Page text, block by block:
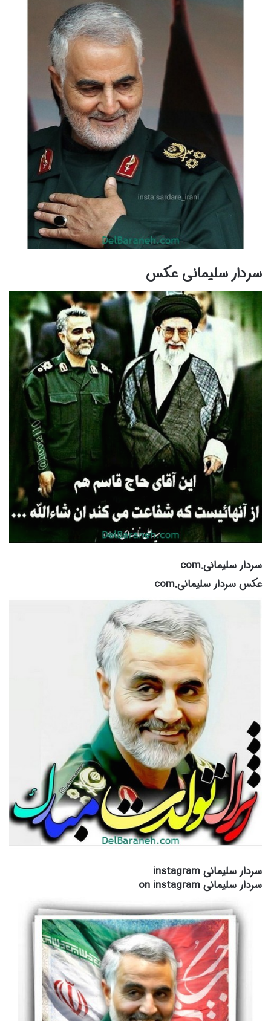
سردار سلیمانی عکس
سردار سلیمانی.com
عکس سردار سلیمانی.com
سردار سلیمانی instagram
سردار سلیمانی on instagram